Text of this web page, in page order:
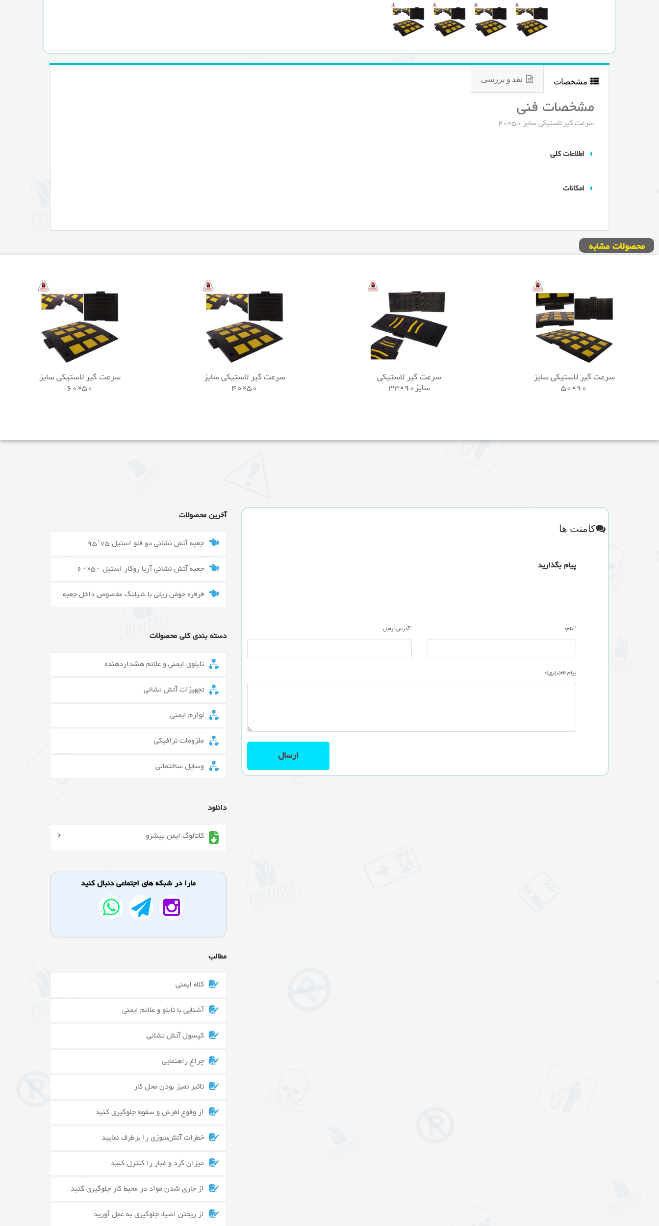
مشخصات نقد و بررسی
مشخصات فنی
سرعت گیر لاستیکی سایز 50×40
اطلاعات کلی
امکانات
محصولات مشابه
سرعت گیر لاستیکی سایز
50×60
سرعت گیر لاستیکی سایز
50×40
سرعت گیر لاستیکی
سایز90×33
سرعت گیر لاستیکی سایز
90×50
کامنت ها
پیام بگذارید
*نام: *آدرس ایمیل
پیام (اختیاری):
آخرین محصولات
جعبه آتش نشانی دو قلو استیل 75*95
جعبه آتش نشانی آریا روکار استیل ۵۰×۶۰
قرقره حوض ریلی با شیلنگ مخصوص داخل جعبه
دسته بندی کلی محصولات
تابلوی ایمنی و علائم هشداردهنده
تجهیزات آتش نشانی
لوازم ایمنی
ملزومات ترافیکی
وسایل ساختمانی
دانلود
کاتالوگ ایمن پیشرو
مارا در شبکه های اجتماعی دنبال کنید
مطالب
کلاه ایمنی
آشنایی با تابلو و علائم ایمنی
کپسول آتش نشانی
چراغ راهنمایی
تاثیر تمیز بودن محل کار
از وقوع لغزش و سقوط جلوگیری کنید
خطرات آتش‌سوزی را برطرف نمایید
میزان گرد و غبار را کنترل کنید
از جاری شدن مواد در محیط کار جلوگیری کنید
از ریختن اشیاء جلوگیری به عمل آورید